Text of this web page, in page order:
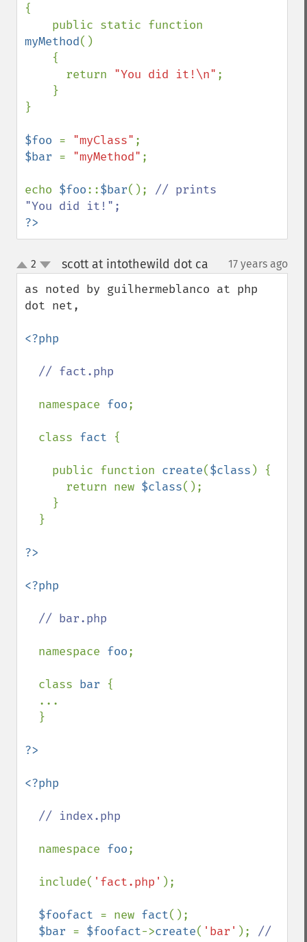
{
myMethod()
      return
"You did it!\n" ;
}
$foo = "myClass"
$bar = "myMethod" ;
echo $foo::$bar(); // prints
?>
up
down
2 scott at intothewild dot ca 17 years ago
as noted by guilhermeblanco at php
dot net,
<?php
// fact.php
namespace foo;
  class
fact {
    public function
create($class ) {
      return new
$class();
<?php
// bar.php
namespace foo;
  class
bar {
<?php
// index.php
namespace foo;
  include(
'fact.php' );
$foofact = new fact();
$bar = $foofact->create( 'bar' ); //